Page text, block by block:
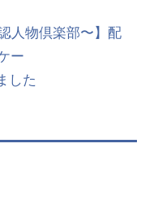
人物倶楽部〜】配
ー
した